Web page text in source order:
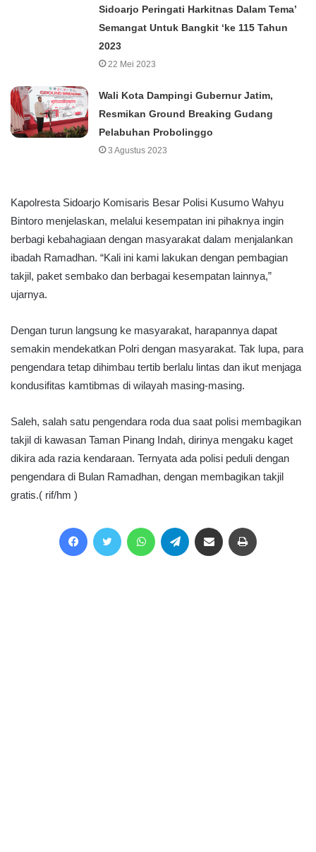
Sidoarjo Peringati Harkitnas Dalam Tema’
Semangat Untuk Bangkit ‘ke 115 Tahun
2023
22 Mei 2023
Wali Kota Dampingi Gubernur Jatim,
Resmikan Ground Breaking Gudang
Pelabuhan Probolinggo
3 Agustus 2023
Kapolresta Sidoarjo Komisaris Besar Polisi Kusumo Wahyu
Bintoro menjelaskan, melalui kesempatan ini pihaknya ingin
berbagi kebahagiaan dengan masyarakat dalam menjalankan
ibadah Ramadhan. “Kali ini kami lakukan dengan pembagian
takjil, paket sembako dan berbagai kesempatan lainnya,”
ujarnya.
Dengan turun langsung ke masyarakat, harapannya dapat
semakin mendekatkan Polri dengan masyarakat. Tak lupa, para
pengendara tetap dihimbau tertib berlalu lintas dan ikut menjaga
kondusifitas kamtibmas di wilayah masing-masing.
Saleh, salah satu pengendara roda dua saat polisi membagikan
takjil di kawasan Taman Pinang Indah, dirinya mengaku kaget
dikira ada razia kendaraan. Ternyata ada polisi peduli dengan
pengendara di Bulan Ramadhan, dengan membagikan takjil
gratis.( rif/hm )